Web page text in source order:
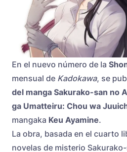
En el nuevo número de la
mensual de Kadokawa, se
del manga Sakurako-san no
ga Umatteiru: Chou wa
mangaka Keu Ayamine.
La obra, basada en el cuarto
novelas de misterio